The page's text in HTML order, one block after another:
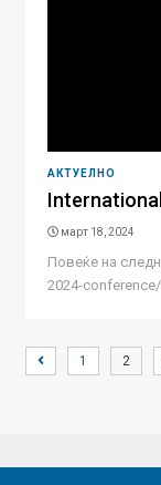
АКТУЕЛНО
март 18, 2024
Повеќе на
2024-conference/
1 2